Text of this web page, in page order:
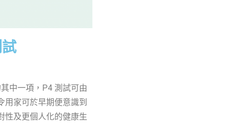
中一項，P4 測試可由
用家可於早期便意識到
性及更個人化的健康生